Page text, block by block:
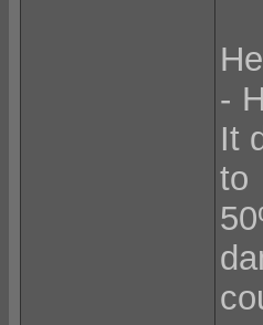
-
It
to